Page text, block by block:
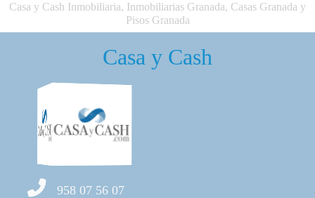
Casa y Cash Inmobiliaria, Inmobiliarias Granada, Casas Granada y
Pisos Granada
Casa y Cash
958 07 56 07